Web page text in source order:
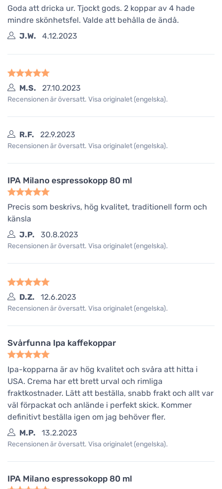
Goda att dricka ur. Tjockt gods. 2 koppar av 4 hade
mindre skönhetsfel. Valde att behålla de ändå.
J.W.
4.12.2023
M.S. 27.10.2023
Recensionen är översatt. Visa originalet (engelska).
R.F. 22.9.2023
Recensionen är översatt. Visa originalet (engelska).
IPA Milano espressokopp 80 ml
Precis som beskrivs, hög kvalitet, traditionell form och
känsla
J.P.
30.8.2023
Recensionen är översatt. Visa originalet (engelska).
D.Z. 12.6.2023
Recensionen är översatt. Visa originalet (engelska).
Svårfunna Ipa kaffekoppar
Ipa-kopparna är av hög kvalitet och svåra att hitta i
USA. Crema har ett brett urval och rimliga
fraktkostnader. Lätt att beställa, snabb frakt och allt var
väl förpackat och anlände i perfekt skick. Kommer
definitivt beställa igen om jag behöver fler.
M.P.
13.2.2023
Recensionen är översatt. Visa originalet (engelska).
IPA Milano espressokopp 80 ml